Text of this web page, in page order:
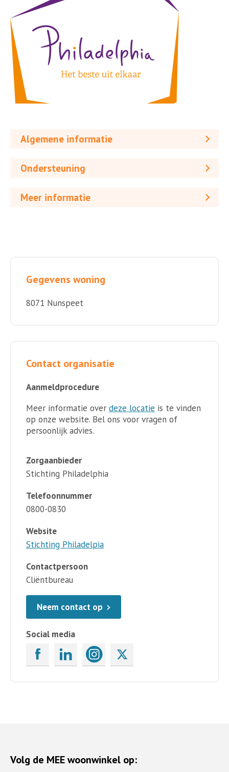
Algemene informatie
Ondersteuning
Meer informatie
Gegevens woning
8071 Nunspeet
Contact organisatie
Aanmeldprocedure
Meer informatie over deze locatie is te vinden
op onze website. Bel ons voor vragen of
persoonlijk advies.
Zorgaanbieder
Stichting Philadelphia
Telefoonnummer
0800-0830
Website
Stichting Philadelpia
Contactpersoon
Cliëntbureau
Neem contact op
Social media
Volg de MEE woonwinkel op: